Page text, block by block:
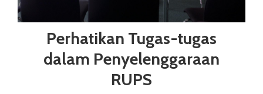
Perhatikan Tugas-tugas
dalam Penyelenggaraan
RUPS